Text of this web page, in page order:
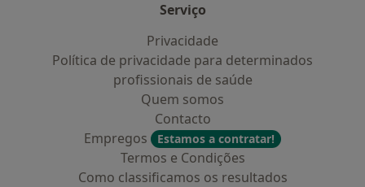
Serviço
Privacidade
Política de privacidade para determinados
profissionais de saúde
Quem somos
Contacto
Empregos
Estamos a contratar!
Termos e Condições
Como classificamos os resultados